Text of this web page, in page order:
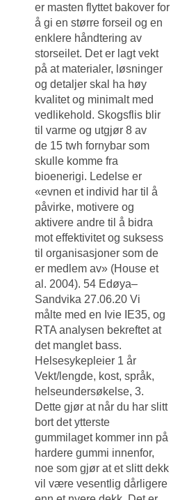
er masten flyttet bakover for
å gi en større forseil og en
enklere håndtering av
storseilet. Det er lagt vekt
på at materialer, løsninger
og detaljer skal ha høy
kvalitet og minimalt med
vedlikehold. Skogsflis blir
til varme og utgjør 8 av
de 15 twh fornybar som
skulle komme fra
bioenerigi. Ledelse er
«evnen et individ har til å
påvirke, motivere og
aktivere andre til å bidra
mot effektivitet og suksess
til organisasjoner som de
er medlem av» (House et
al. 2004). 54 Edøya–
Sandvika 27.06.20 Vi
målte med en Ivie IE35, og
RTA analysen bekreftet at
det manglet bass.
Helsesykepleier 1 år
Vekt/lengde, kost, språk,
helseundersøkelse, 3.
Dette gjør at når du har slitt
bort det ytterste
gummilaget kommer inn på
hardere gummi innenfor,
noe som gjør at et slitt dekk
vil være vesentlig dårligere